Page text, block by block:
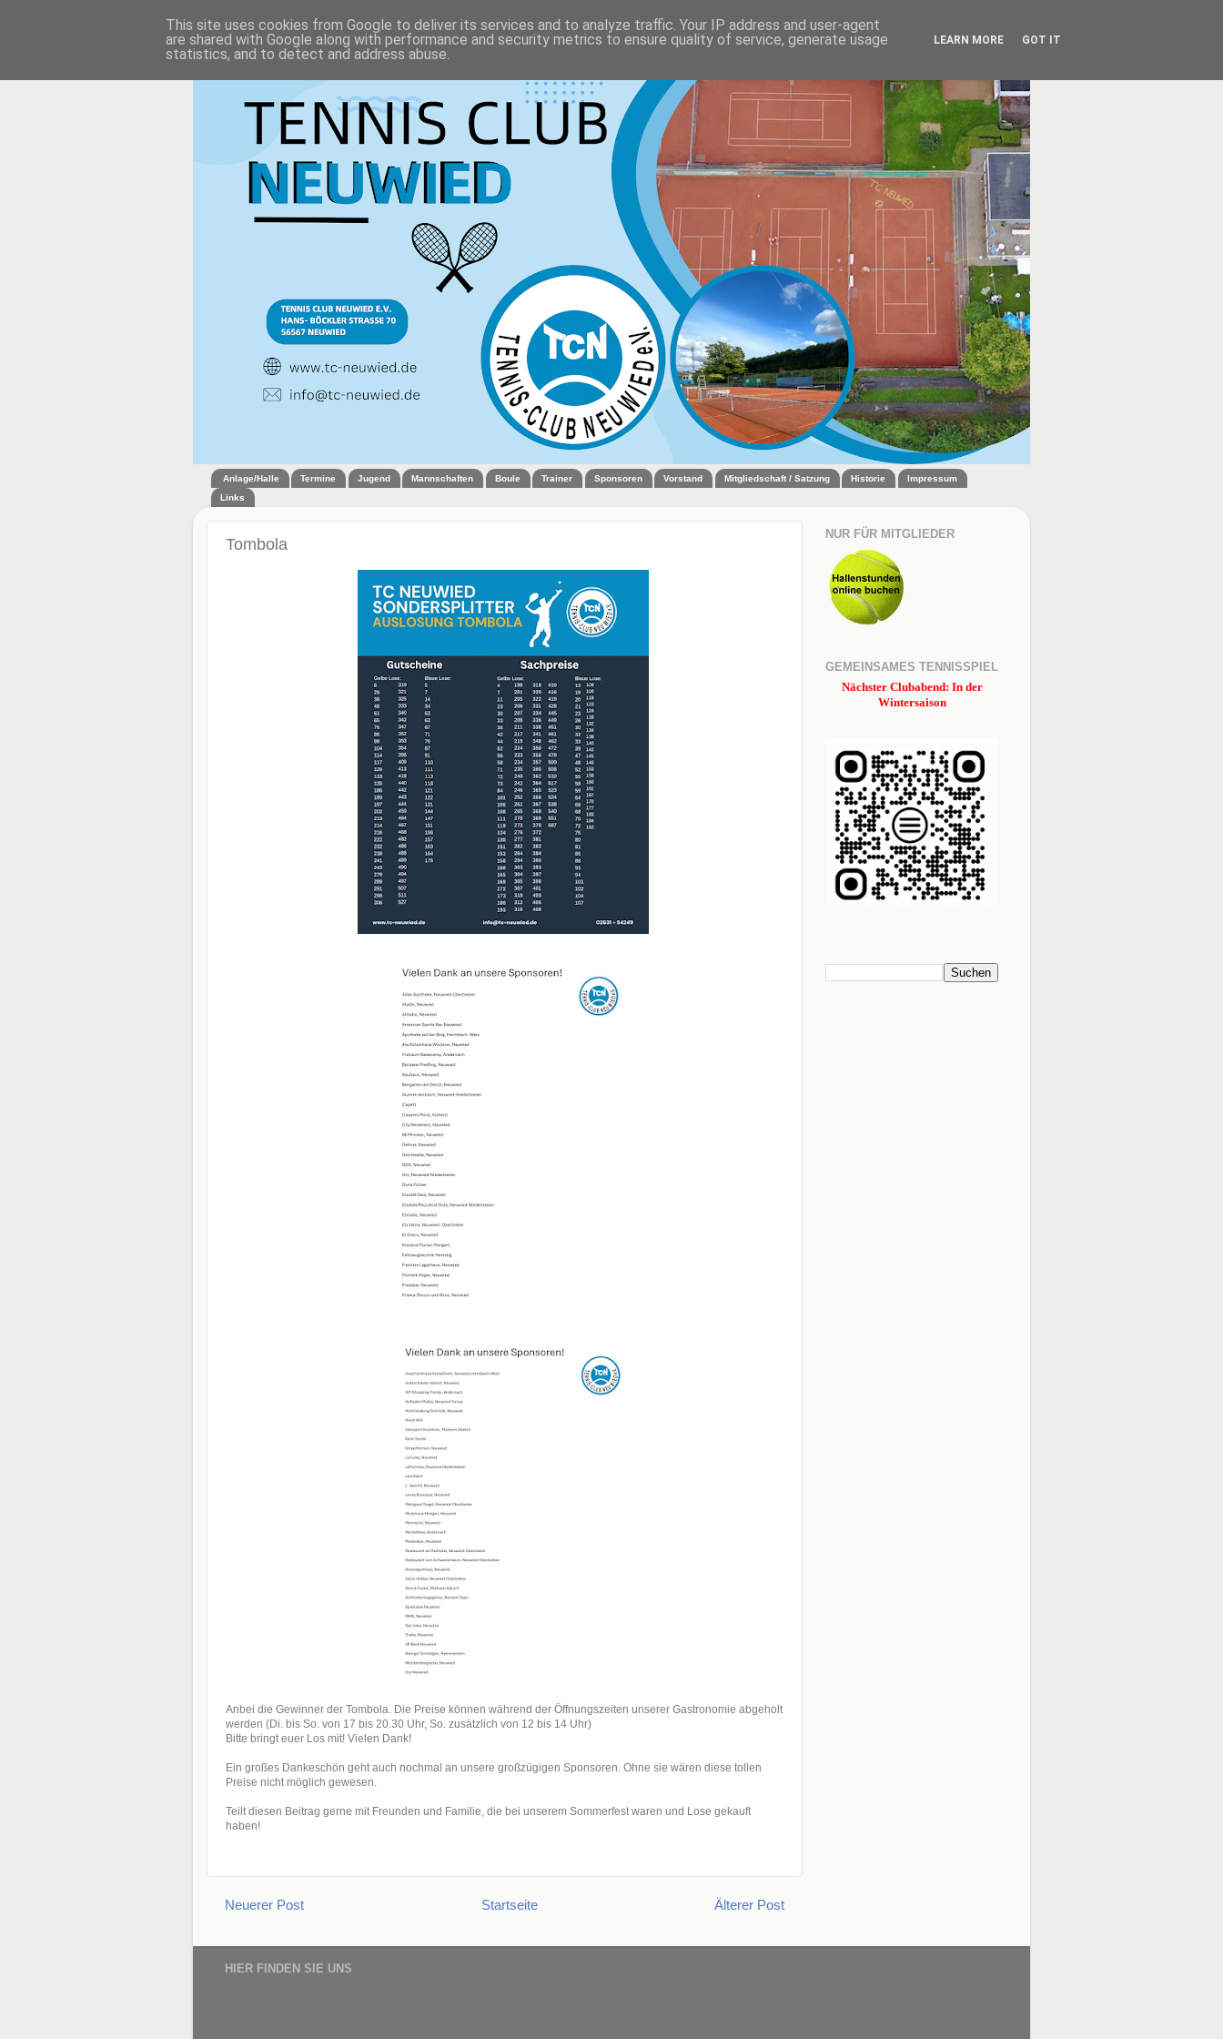
Anlage/Halle Termine Jugend Mannschaften Boule Trainer Sponsoren Vorstand Mitgliedschaft / Satzung Historie
Impressum
Links
Tombola
Anbei die Gewinner der Tombola. Die Preise können während der Öffnungszeiten unserer Gastronomie abgeholt
werden (Di. bis So. von 17 bis 20.30 Uhr, So. zusätzlich von 12 bis 14 Uhr)
Bitte bringt euer Los mit! Vielen Dank!
Ein großes Dankeschön geht auch nochmal an unsere großzügigen Sponsoren. Ohne sie wären diese tollen
Preise nicht möglich gewesen.
Teilt diesen Beitrag gerne mit Freunden und Familie, die bei unserem Sommerfest waren und Lose gekauft
haben!
Neuerer Post Älterer Post
Startseite
NUR FÜR MITGLIEDER
GEMEINSAMES TENNISSPIEL
Nächster Clubabend: In der
Wintersaison
HIER FINDEN SIE UNS
This site uses cookies from Google to deliver its services and to analyze traffic. Your IP address and user-agent
are shared with Google along with performance and security metrics to ensure quality of service, generate usage
statistics, and to detect and address abuse.
LEARN MORE GOT IT